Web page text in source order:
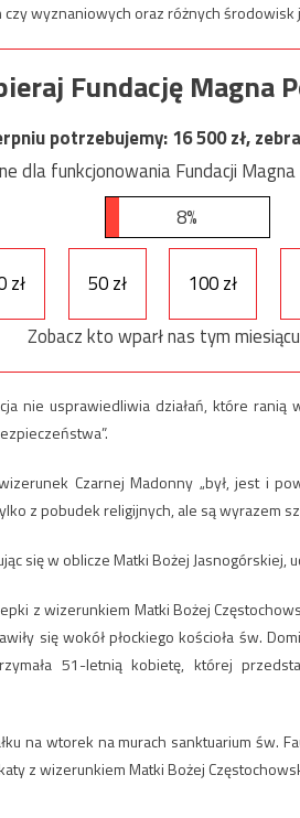
wyznaniowych oraz różnych
Fundację Magna
potrzebujemy:16 500zł,
dla funkcjonowania Fundacji Magna
8%
zł 50 zł 100 zł
Zobacz kto wparł nas tym
nie usprawiedliwia działań, które
Czarnej Madonny „był, jest i
z pobudek religijnych, ale są wyrazem
się w oblicze Matki Bożej Jasnogórskiej,
z wizerunkiem Matki Bożej
się wokół płockiego kościoła św.
51-letnią kobietę, której
na wtorek na murach sanktuarium św.
z wizerunkiem Matki Bożej